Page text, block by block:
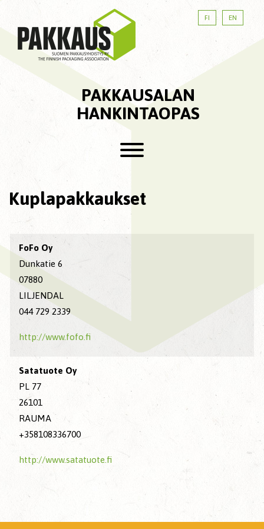
FI EN
PAKKAUSALAN
HANKINTAOPAS
Kuplapakkaukset
FoFo Oy
Dunkatie 6
07880
LILJENDAL
044 729 2339
http://www.fofo.fi
Satatuote Oy
PL 77
26101
RAUMA
+358108336700
http://www.satatuote.fi